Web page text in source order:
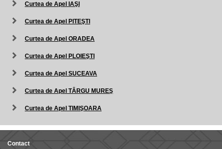
Curtea de Apel IAŞI
Curtea de Apel PITEŞTI
Curtea de Apel ORADEA
Curtea de Apel PLOIEŞTI
Curtea de Apel SUCEAVA
Curtea de Apel TÂRGU MUREŞ
Curtea de Apel TIMIŞOARA
Contact